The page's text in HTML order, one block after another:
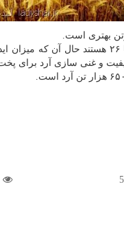
بهتری است.
دلق پوش اشاره كرد: خیلی از گندم های تولیدی داخلی دارای
5